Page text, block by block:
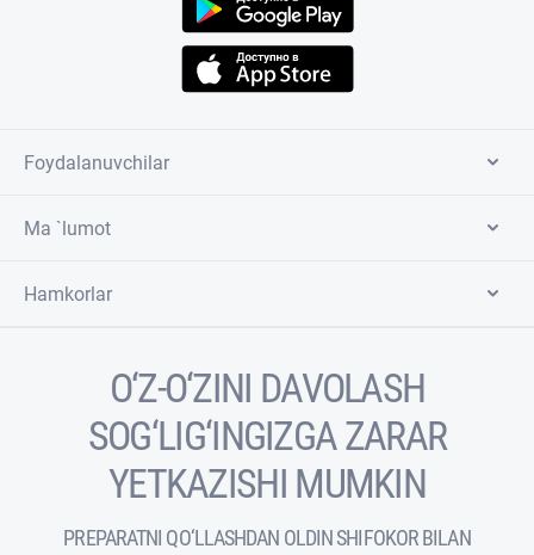
Foydalanuvchilar
Ma `lumot
Hamkorlar
O‘Z-O‘ZINI DAVOLASH
SOG‘LIG‘INGIZGA ZARAR
YETKAZISHI MUMKIN
PREPARATNI QO‘LLASHDAN OLDIN SHIFOKOR BILAN